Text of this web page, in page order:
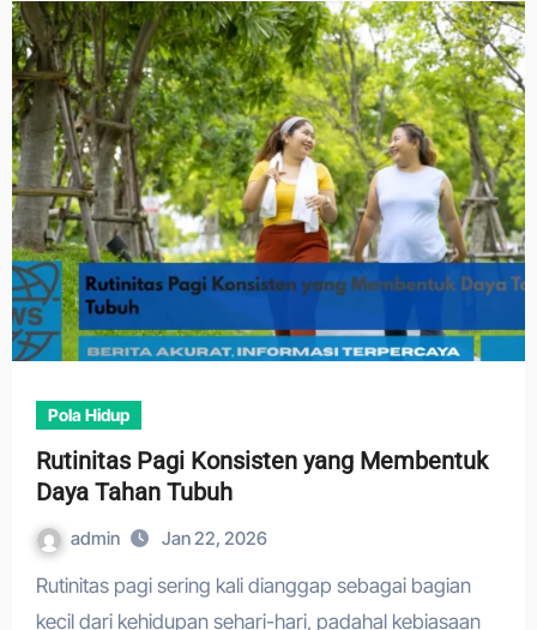
Pola Hidup
Rutinitas Pagi Konsisten yang Membentuk
Daya Tahan Tubuh
admin Jan 22, 2026
Rutinitas pagi sering kali dianggap sebagai bagian
kecil dari kehidupan sehari-hari, padahal kebiasaan